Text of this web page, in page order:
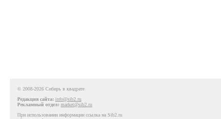
© 2008-2026 Сибирь в квадрате
Редакция сайта: info@sib2.ru
Рекламный отдел: market@sib2.ru
При использовании информации ссылка на Sib2.ru